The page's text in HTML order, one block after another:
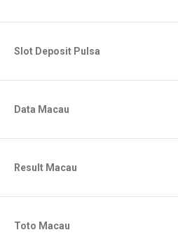
Slot Deposit Pulsa
Data Macau
Result Macau
Toto Macau